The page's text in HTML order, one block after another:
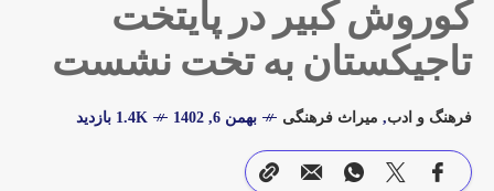
کوروش کبیر در پایتخت
تاجیکستان به تخت نشست
فرهنگ و ادب, میراث فرهنگی بهمن 6, 1402 1.4K بازدید